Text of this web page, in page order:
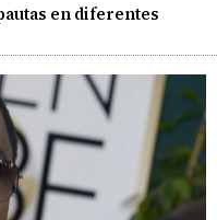
en diferentes